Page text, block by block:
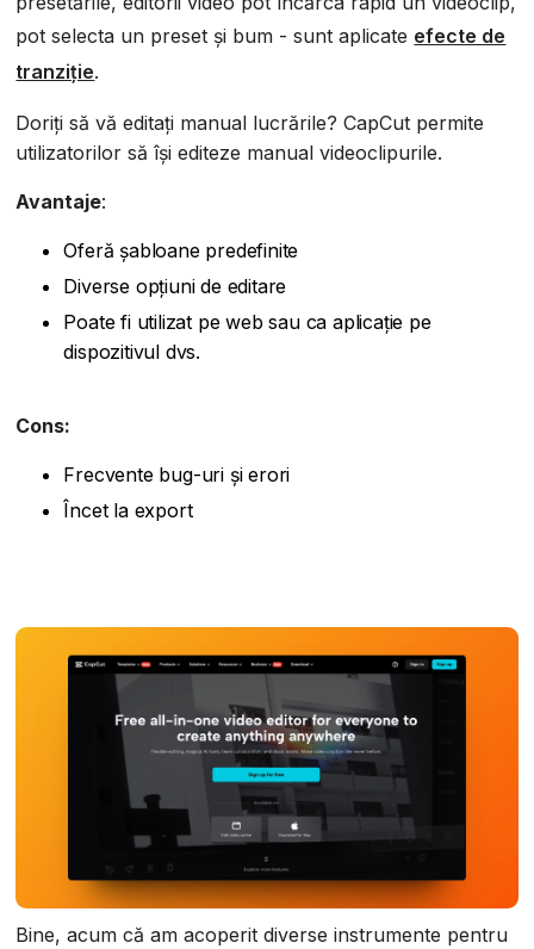
pot selecta un preset și bum - sunt aplicate efecte de
tranziție.
Doriți să vă editați manual lucrările? CapCut permite
utilizatorilor să își editeze manual videoclipurile.
Avantaje:
Oferă șabloane predefinite
Diverse opțiuni de editare
Poate fi utilizat pe web sau ca aplicație pe
dispozitivul dvs.
Cons:
Frecvente bug-uri și erori
Încet la export
Bine, acum că am acoperit diverse instrumente pentru